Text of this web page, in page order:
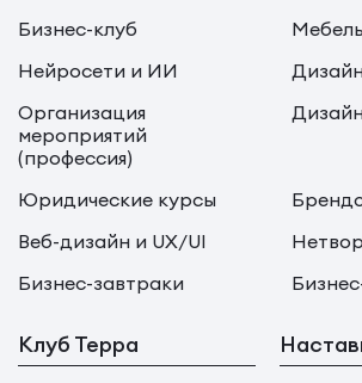
Бизнес-клуб
Мебель
Нейросети и ИИ
Организация
мероприятий
(профессия)
Юридические курсы
Веб-дизайн и UX/UI
Бизнес-завтраки
Клуб Терра